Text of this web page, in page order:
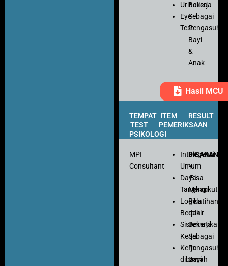
Urinalisa
Eye
Test
Bekerja
Sebagai
Pengasuh
Bayi
&
Anak
Hasil MCU
TEMPAT
TEST
PSIKOLOGI
ITEM
PEMERIKSAAN
RESULT
MPI
Consultant
Intelegensi
Umum
Daya
Tangkap
Logika
Berpikir
Sistematika
Kerja
Kerja
dibawah
–
Bisa
Mengikuti
Pelatihan
dan
Bekerja
Sebagai
Pengasuh
Bayi